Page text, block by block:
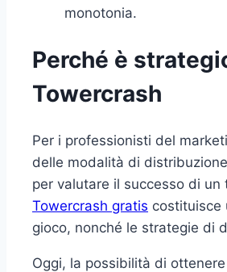
monotonia.
Perché è
Towercrash
Per i professionisti del
delle modalità di
per valutare il successo di un
Towercrash gratis costituisce
gioco, nonché le strategie di
Oggi, la possibilità di